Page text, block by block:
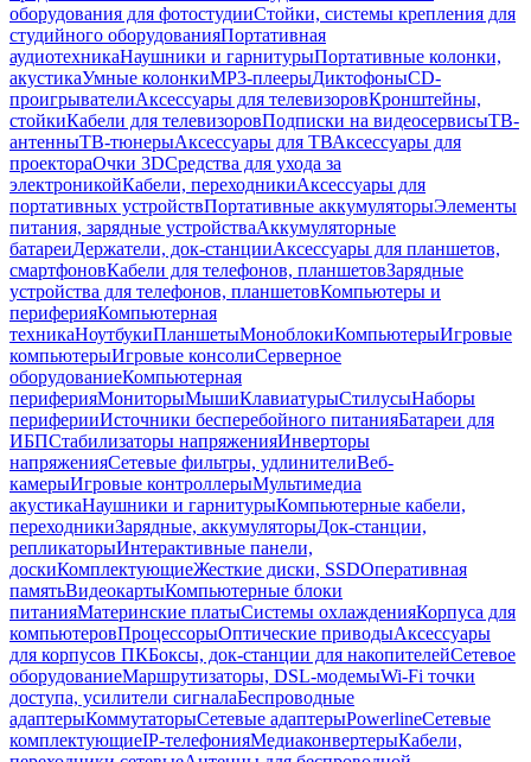
оборудования для фотостудииСтойки, системы крепления для
студийного оборудованияПортативная
аудиотехникаНаушники и гарнитурыПортативные колонки,
акустикаУмные колонкиMP3-плеерыДиктофоныCD-
проигрывателиАксессуары для телевизоровКронштейны,
стойкиКабели для телевизоровПодписки на видеосервисыТВ-
антенныТВ-тюнерыАксессуары для ТВАксессуары для
проектораОчки 3DСредства для ухода за
электроникойКабели, переходникиАксессуары для
портативных устройствПортативные аккумуляторыЭлементы
питания, зарядные устройстваАккумуляторные
батареиДержатели, док-станцииАксессуары для планшетов,
смартфоновКабели для телефонов, планшетовЗарядные
устройства для телефонов, планшетовКомпьютеры и
периферияКомпьютерная
техникаНоутбукиПланшетыМоноблокиКомпьютерыИгровые
компьютерыИгровые консолиСерверное
оборудованиеКомпьютерная
периферияМониторыМышиКлавиатурыСтилусыНаборы
периферииИсточники бесперебойного питанияБатареи для
ИБПСтабилизаторы напряженияИнверторы
напряженияСетевые фильтры, удлинителиВеб-
камерыИгровые контроллерыМультимедиа
акустикаНаушники и гарнитурыКомпьютерные кабели,
переходникиЗарядные, аккумуляторыДок-станции,
репликаторыИнтерактивные панели,
доскиКомплектующиеЖесткие диски, SSDОперативная
памятьВидеокартыКомпьютерные блоки
питанияМатеринские платыСистемы охлажденияКорпуса для
компьютеровПроцессорыОптические приводыАксессуары
для корпусов ПКБоксы, док-станции для накопителейСетевое
оборудованиеМаршрутизаторы, DSL-модемыWi-Fi точки
доступа, усилители сигналаБеспроводные
адаптерыКоммутаторыСетевые адаптерыPowerlineСетевые
комплектующиеIP-телефонияМедиаконвертерыКабели,